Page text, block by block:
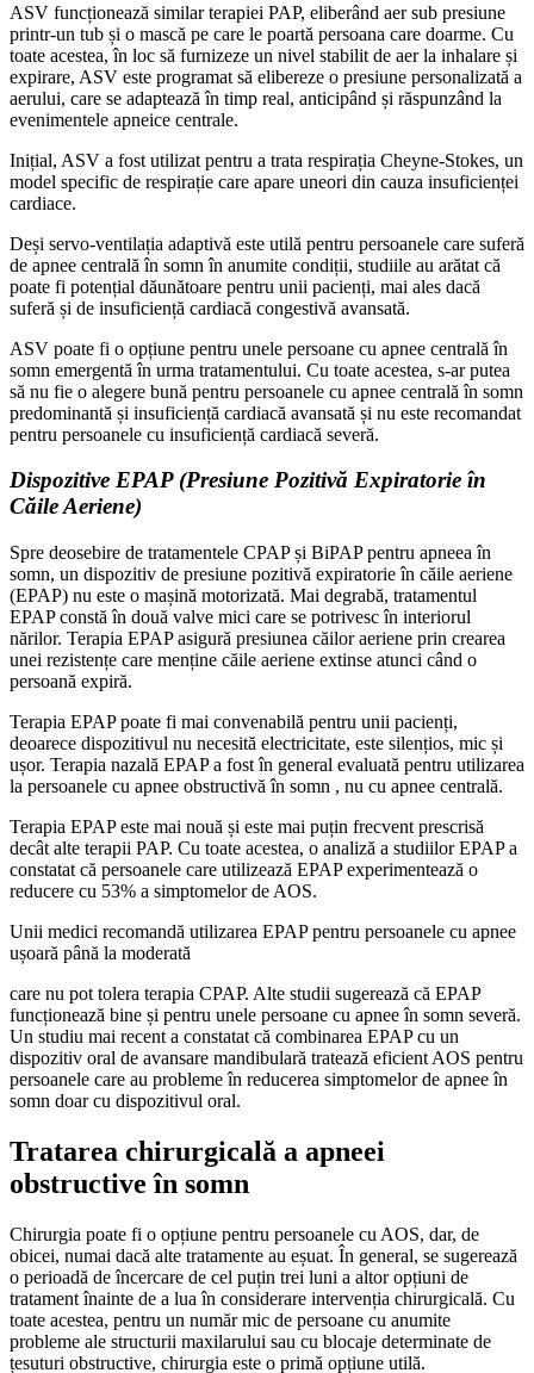
ASV funcționează similar terapiei PAP, eliberând aer sub presiune
printr-un tub și o mască pe care le poartă persoana care doarme. Cu
toate acestea, în loc să furnizeze un nivel stabilit de aer la inhalare și
expirare, ASV este programat să elibereze o presiune personalizată a
aerului, care se adaptează în timp real, anticipând și răspunzând la
evenimentele apneice centrale.
Inițial, ASV a fost utilizat pentru a trata respirația Cheyne-Stokes, un
model specific de respirație care apare uneori din cauza insuficienței
cardiace.
Deși servo-ventilația adaptivă este utilă pentru persoanele care suferă
de apnee centrală în somn în anumite condiții, studiile au arătat că
poate fi potențial dăunătoare pentru unii pacienți, mai ales dacă
suferă și de insuficiență cardiacă congestivă avansată.
ASV poate fi o opțiune pentru unele persoane cu apnee centrală în
somn emergentă în urma tratamentului. Cu toate acestea, s-ar putea
să nu fie o alegere bună pentru persoanele cu apnee centrală în somn
predominantă și insuficiență cardiacă avansată și nu este recomandat
pentru persoanele cu insuficiență cardiacă severă.
Dispozitive EPAP (Presiune Pozitivă Expiratorie în
Căile Aeriene)
Spre deosebire de tratamentele CPAP și BiPAP pentru apneea în
somn, un dispozitiv de presiune pozitivă expiratorie în căile aeriene
(EPAP) nu este o mașină motorizată. Mai degrabă, tratamentul
EPAP constă în două valve mici care se potrivesc în interiorul
nărilor. Terapia EPAP asigură presiunea căilor aeriene prin crearea
unei rezistențe care menține căile aeriene extinse atunci când o
persoană expiră.
Terapia EPAP poate fi mai convenabilă pentru unii pacienți,
deoarece dispozitivul nu necesită electricitate, este silențios, mic și
ușor. Terapia nazală EPAP a fost în general evaluată pentru utilizarea
la persoanele cu apnee obstructivă în somn , nu cu apnee centrală.
Terapia EPAP este mai nouă și este mai puțin frecvent prescrisă
decât alte terapii PAP. Cu toate acestea, o analiză a studiilor EPAP a
constatat că persoanele care utilizează EPAP experimentează o
reducere cu 53% a simptomelor de AOS.
Unii medici recomandă utilizarea EPAP pentru persoanele cu apnee
ușoară până la moderată
care nu pot tolera terapia CPAP. Alte studii sugerează că EPAP
funcționează bine și pentru unele persoane cu apnee în somn severă.
Un studiu mai recent a constatat că combinarea EPAP cu un
dispozitiv oral de avansare mandibulară tratează eficient AOS pentru
persoanele care au probleme în reducerea simptomelor de apnee în
somn doar cu dispozitivul oral.
Tratarea chirurgicală a apneei
obstructive în somn
Chirurgia poate fi o opțiune pentru persoanele cu AOS, dar, de
obicei, numai dacă alte tratamente au eșuat. În general, se sugerează
o perioadă de încercare de cel puțin trei luni a altor opțiuni de
tratament înainte de a lua în considerare intervenția chirurgicală. Cu
toate acestea, pentru un număr mic de persoane cu anumite
probleme ale structurii maxilarului sau cu blocaje determinate de
țesuturi obstructive, chirurgia este o primă opțiune utilă.